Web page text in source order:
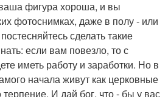
фигура хороша, и вы
фотоснимках, даже в полу - или
сделать такие
если вам повезло, то с
иметь работу и заработки. Но в
начала живут как церковные
И дай бог, что - бы у вас